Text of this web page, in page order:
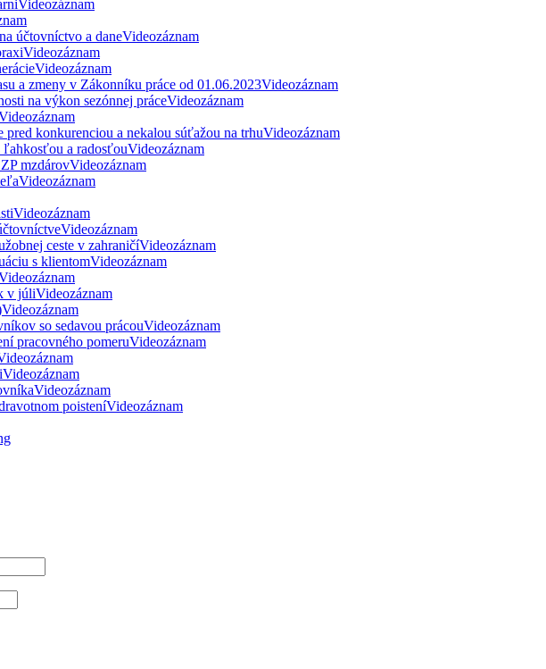
Videozáznam
účtovníctvo a daneVideozáznam
Videozáznam
Videozáznam
a zmeny v Zákonníku práce od 01.06.2023Videozáznam
na výkon sezónnej práceVideozáznam
konkurenciou a nekalou súťažou na trhuVideozáznam
a radosťouVideozáznam
mzdárovVideozáznam
Videozáznam
Videozáznam
Videozáznam
ceste v zahraničíVideozáznam
s klientomVideozáznam
v júliVideozáznam
Videozáznam
so sedavou prácouVideozáznam
pracovného pomeruVideozáznam
Videozáznam
Videozáznam
poisteníVideozáznam